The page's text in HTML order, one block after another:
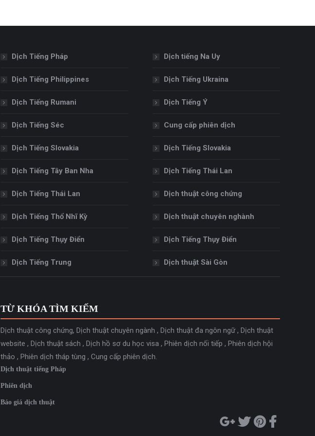
Dịch Tiếng Pháp
Dịch Tiếng Philippines
Dịch Tiếng Rumani
Dịch Tiếng Séc
Dịch Tiếng Slovakia
Dịch Tiếng Tây Ban Nha
Dịch Tiếng Thái Lan
Dịch Tiếng Thổ Nhĩ Kỳ
Dịch Tiếng Thụy Điển
Dịch Tiếng Trung
Dịch tiếng Na Uy
Dịch Tiếng Ukraina
Dịch Tiếng Ý
Cung cấp phiên dịch
Dịch Tiếng Slovakia
Dịch Tiếng Thái Lan
Dịch thuật công chứng
Dịch thuật chuyên nghành
Dịch Tiếng Thụy Điển
Dịch thuật Sài Gòn
TỪ KHÓA TÌM KIẾM
Dịch thuật công chứng, Dịch thuật chuyên ngành , Dịch thuật đa ngôn ngữ, Dịch thuật
website , Dịch thuật sách , Dịch hồ sơ du học visa , Phiên dịch nối tiếp , Phiên dịch hội
thảo , Phiên dịch tháp tùng , Cung cấp phiên dịch.
Dịch thuật tiếng Pháp
Phiên dịch
Báo giá dịch thuật